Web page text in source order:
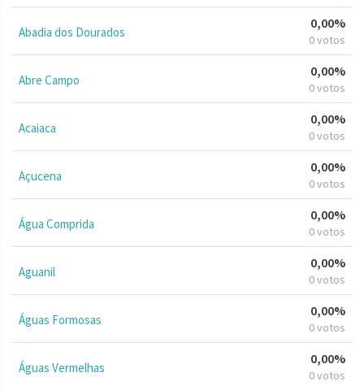
Abadia dos Dourados
0,00%
0 votos
Abre Campo
0,00%
0 votos
Acaiaca
0,00%
0 votos
Açucena
0,00%
0 votos
Água Comprida
0,00%
0 votos
Aguanil
0,00%
0 votos
Águas Formosas
0,00%
0 votos
Águas Vermelhas
0,00%
0 votos